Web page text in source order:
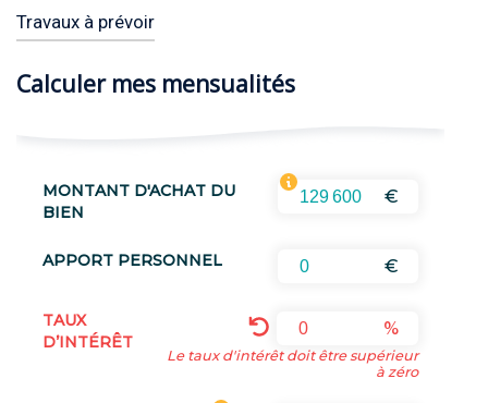
Travaux à prévoir
Calculer mes mensualités